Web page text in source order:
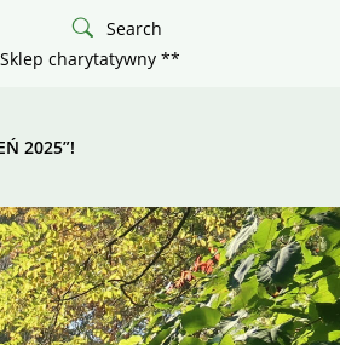
Search
charytatywny **
2025”!